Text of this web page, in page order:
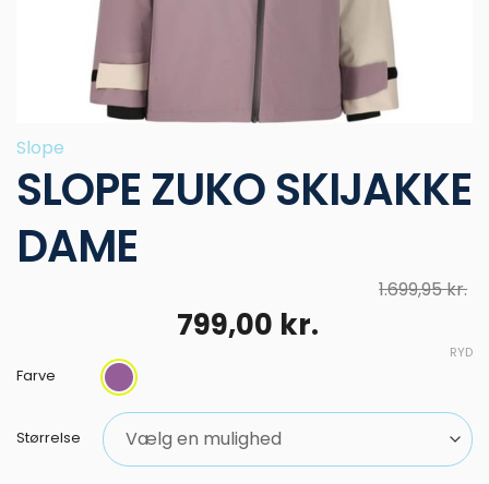
Slope
SLOPE ZUKO SKIJAKKE
DAME
1.699,95kr.
Den
var:
1.699,95 kr..
799,00 kr.Den
er:
799,00 kr..
Farve
Størrelse
RYD